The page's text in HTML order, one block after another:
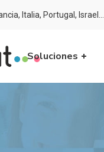
Italia, Portugal, Israel…
Soluciones